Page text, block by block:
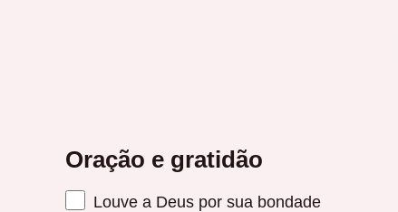
Oração e gratidão
Louve a Deus por sua bondade